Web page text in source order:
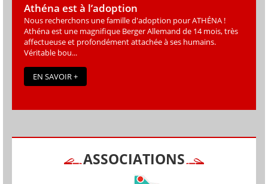
Athéna est à l’adoption
Nous recherchons une famille d'adoption pour ATHÉNA !
Athéna est une magniﬁque Berger Allemand de 14 mois, très
affectueuse et profondément attachée à ses humains.
Véritable bou...
EN SAVOIR +
ASSOCIATIONS